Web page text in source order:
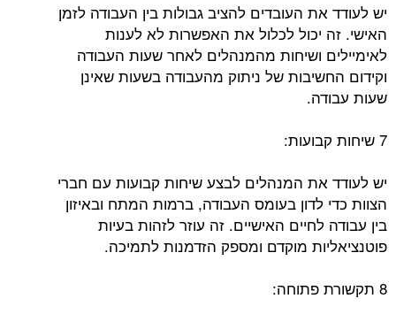
יש לעודד את העובדים להציב גבולות בין העבודה לזמן
האישי. זה יכול לכלול את האפשרות לא לענות
לאימיילים ושיחות מהמנהלים לאחר שעות העבודה
וקידום החשיבות של ניתוק מהעבודה בשעות שאינן
שעות עבודה.
7 שיחות קבועות:
יש לעודד את המנהלים לבצע שיחות קבועות עם חברי
הצוות כדי לדון בעומס העבודה, ברמות המתח ובאיזון
בין עבודה לחיים האישיים. זה עוזר לזהות בעיות
פוטנציאליות מוקדם ומספק הזדמנות לתמיכה.
8 תקשורת פתוחה: